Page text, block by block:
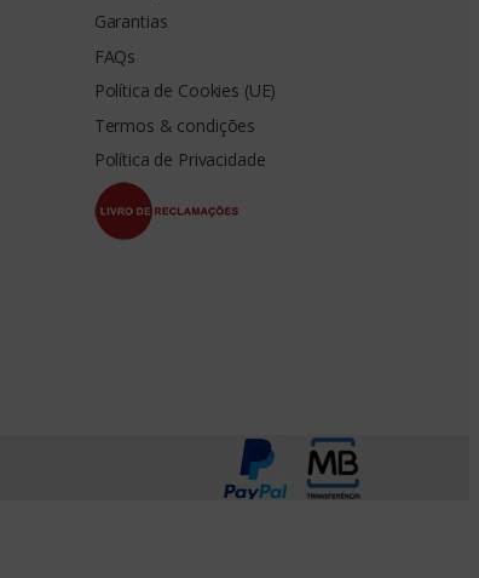
Garantias
FAQs
Política de Cookies (UE)
Termos & condições
Política de Privacidade